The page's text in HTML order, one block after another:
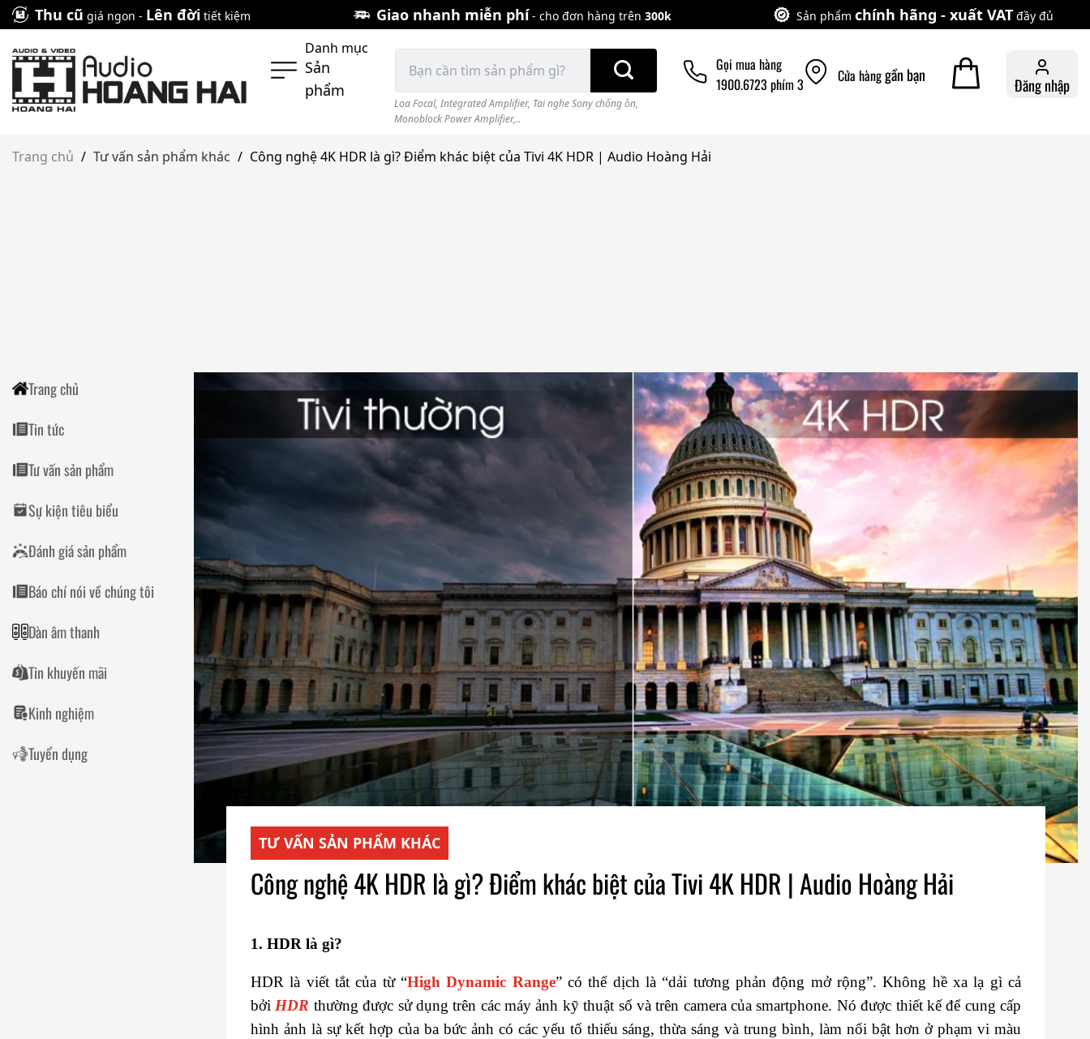
Skip
to
content
Thu cũ giá ngon - Lên đời tiết kiệm Giao nhanh miễn phí- cho đơn hàng trên 300k Sản phẩm chính hãng - xuất VAT đầy đủ
Danh mục
Sản
phẩm
kiếm:
Loa Focal, Integrated Amplifier, Tai nghe Sony chống ồn,
Monoblock Power Amplifier,..
Gọi mua hàng
1900.6723 phím 3
Cửa hànggần bạn Đăng nhập
Trang chủ / Tư vấn sản phẩm khác / Công nghệ 4K HDR là gì? Điểm khác biệt của Tivi 4K HDR | Audio Hoàng Hải
Trang chủ
Tin tức
Tư vấn sản phẩm
Sự kiện tiêu biểu
Đánh giá sản phẩm
Báo chí nói về chúng tôi
Dàn âm thanh
Tin khuyến mãi
Kinh nghiệm
Tuyển dụng
TƯ VẤN SẢN PHẨM KHÁC
Công nghệ 4K HDR là gì? Điểm khác biệt của Tivi 4K HDR | Audio Hoàng Hải
1. HDR là gì?
HDR là viết tắt của từ “High Dynamic Range” có thể dịch là “dải tương phản động mở rộng”. Không hề xa lạ gì cả
bởi HDR thường được sử dụng trên các máy ảnh kỹ thuật số và trên camera của smartphone. Nó được thiết kế để cung cấp
hình ảnh là sự kết hợp của ba bức ảnh có các yếu tố thiếu sáng, thừa sáng và trung bình, làm nổi bật hơn ở phạm vi màu